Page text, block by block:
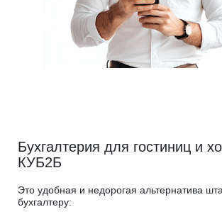
Бухгалтерия для гостиниц и
КУБ2Б
Это удобная и недорогая альтернатива
бухгалтеру: